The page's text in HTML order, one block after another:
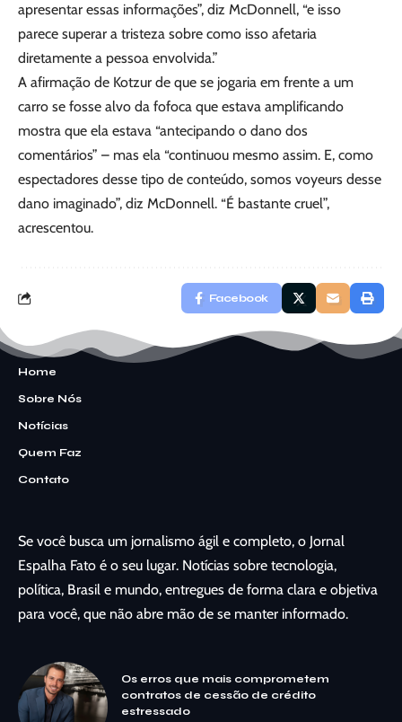
apresentar essas informações”, diz McDonnell, “e isso
parece superar a tristeza sobre como isso afetaria
diretamente a pessoa envolvida.”
A afirmação de Kotzur de que se jogaria em frente a um
carro se fosse alvo da fofoca que estava amplificando
mostra que ela estava “antecipando o dano dos
comentários” – mas ela “continuou mesmo assim. E, como
espectadores desse tipo de conteúdo, somos voyeurs desse
dano imaginado”, diz McDonnell. “É bastante cruel”,
acrescentou.
Facebook
Home
Sobre Nós
Notícias
Quem Faz
Contato
Se você busca um jornalismo ágil e completo, o Jornal
Espalha Fato é o seu lugar. Notícias sobre tecnologia,
política, Brasil e mundo, entregues de forma clara e objetiva
para você, que não abre mão de se manter informado.
Os erros que mais comprometem
contratos de cessão de crédito
estressado